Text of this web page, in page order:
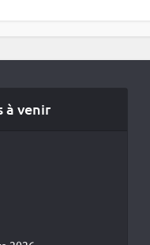
à venir